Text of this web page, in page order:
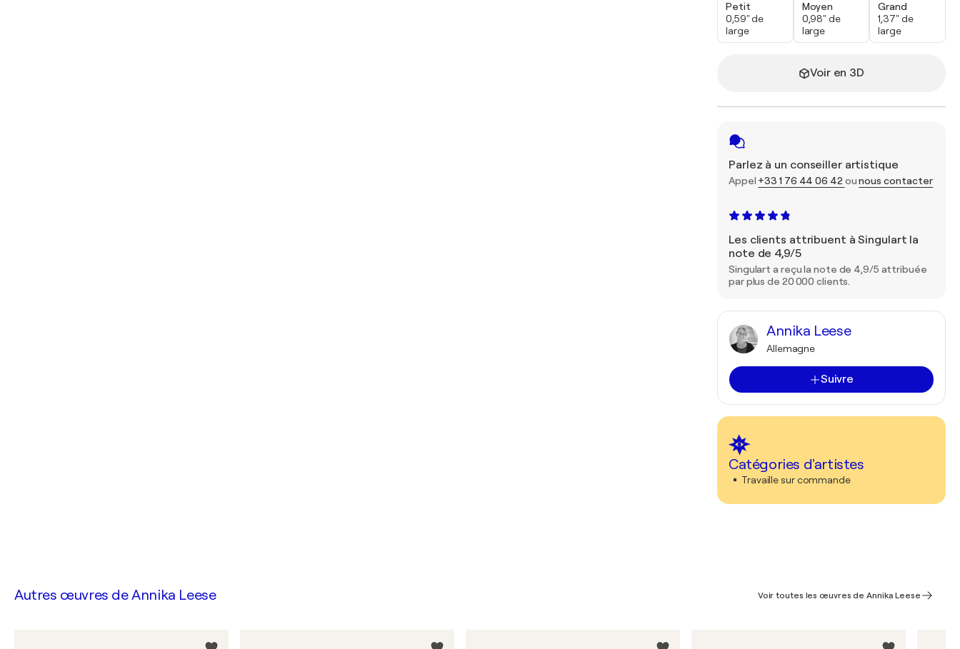
Petit
0,59" de
large
Moyen
0,98" de
large
Grand
1,37" de
large
Voir en 3D
Parlez à un conseiller artistique
Appel +33 1 76 44 06 42 ounous contacter
Les clients attribuent à Singulart la
note de 4,9/5
Singulart a reçu la note de 4,9/5 attribuée
par plus de 20 000 clients.
Annika Leese
Allemagne
Suivre
Catégories d'artistes
Travaille sur commande
Autres œuvres deAnnika Leese Voir toutes les œuvres de Annika Leese